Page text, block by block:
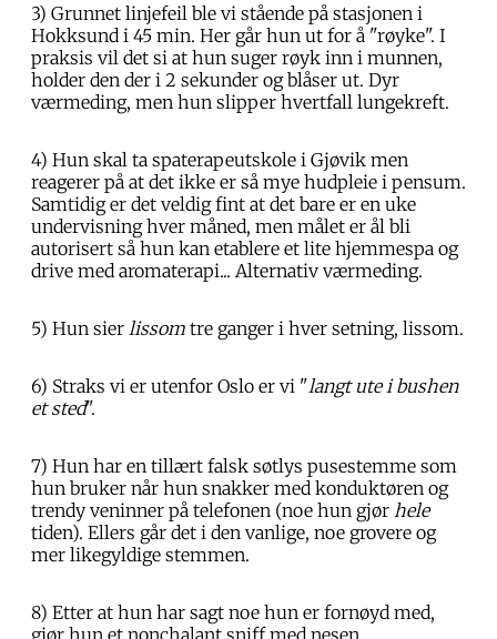
3) Grunnet linjefeil ble vi stående på stasjonen i
Hokksund i 45 min. Her går hun ut for å "røyke". I
praksis vil det si at hun suger røyk inn i munnen,
holder den der i 2 sekunder og blåser ut. Dyr
værmeding, men hun slipper hvertfall lungekreft.
4) Hun skal ta spaterapeutskole i Gjøvik men
reagerer på at det ikke er så mye hudpleie i pensum.
Samtidig er det veldig fint at det bare er en uke
undervisning hver måned, men målet er ål bli
autorisert så hun kan etablere et lite hjemmespa og
drive med aromaterapi... Alternativ værmeding.
5) Hun sier lissom tre ganger i hver setning, lissom.
6) Straks vi er utenfor Oslo er vi "langt ute i bushen
et sted".
7) Hun har en tillært falsk søtlys pusestemme som
hun bruker når hun snakker med konduktøren og
trendy veninner på telefonen (noe hun gjør hele
tiden). Ellers går det i den vanlige, noe grovere og
mer likegyldige stemmen.
8) Etter at hun har sagt noe hun er fornøyd med,
gjør hun et nonchalant sniff med nesen.